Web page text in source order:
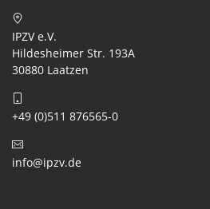
IPZV e.V.
Hildesheimer Str. 193A
30880 Laatzen
+49 (0)511 876565-0
info@ipzv.de